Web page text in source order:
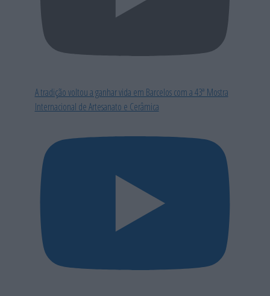
A tradição voltou a ganhar vida em Barcelos com a 43ª Mostra
Internacional de Artesanato e Cerâmica